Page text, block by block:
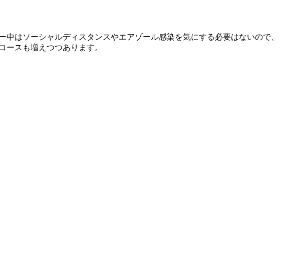
はソーシャルディスタンスやエアゾール感染を気にする必要はないので、
スも増えつつあります。